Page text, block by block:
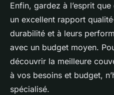
Enfin, gardez à l’esprit
un excellent rapport
durabilité et à leurs
avec un budget moyen.
découvrir la meilleure
à vos besoins et budget,
spécialisé.